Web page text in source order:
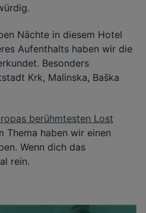
Nächte in diesem Hotel
Aufenthalts haben wir die
Besonders
Krk, Malinska, Baška
berühmtesten Lost
Thema haben wir einen
Wenn dich das
rein.